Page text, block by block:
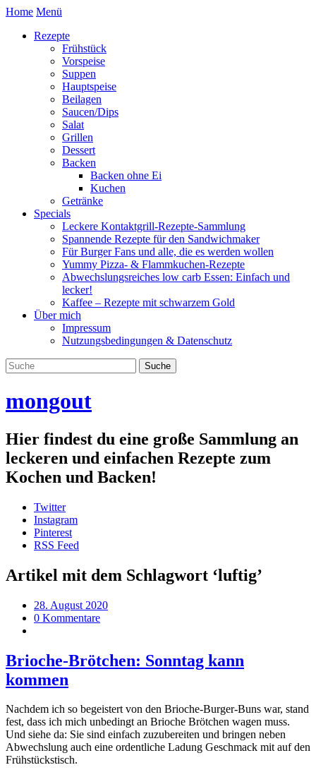
Home Menü
Rezepte
Frühstück
Vorspeise
Suppen
Hauptspeise
Beilagen
Saucen/Dips
Salat
Grillen
Dessert
Backen
Backen ohne Ei
Kuchen
Getränke
Specials
Leckere Kontaktgrill-Rezepte-Sammlung
Spannende Rezepte für den Sandwichmaker
Für Burger Fans und alle, die es werden wollen
Yummy Pizza- & Flammkuchen-Rezepte
Abwechslungsreiches low carb Essen: Einfach und
lecker!
Kaffee – Rezepte mit schwarzem Gold
Über mich
Impressum
Nutzungsbedingungen & Datenschutz
mongout
Hier findest du eine große Sammlung an
leckeren und einfachen Rezepte zum
Kochen und Backen!
Twitter
Instagram
Pinterest
RSS Feed
Artikel mit dem Schlagwort ‘luftig’
28. August 2020
0 Kommentare
Brioche-Brötchen: Sonntag kann
kommen
Nachdem ich so begeistert von den Brioche-Burger-Buns war, stand
fest, dass ich mich unbedingt an Brioche Brötchen wagen muss.
Und siehe da: Sie sind einfach zuzubereiten und bringen neben
Abwechslung auch eine ordentliche Ladung Geschmack mit auf den
Frühstückstisch.